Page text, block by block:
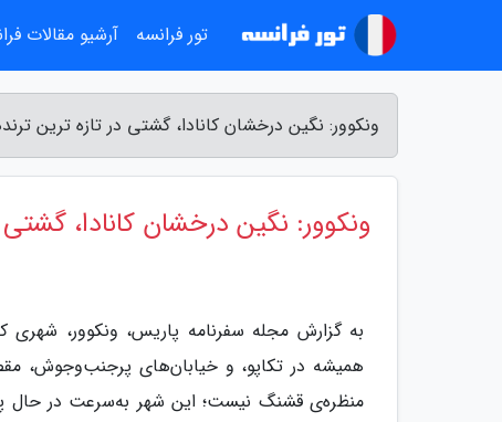
ونکوور: نگین درخشان کانادا، گشتی در تازه ترین
ونکوور: نگین درخشان کانادا،
به گزارش مجله سفرنامه پاریس، ونکوور، شهری
همیشه در تکاپو، و خیابان‌های پرجنب‌وجوش،
منظره‌ی قشنگ نیست؛ این شهر به‌سرعت در حال
تور فرانسه آرشیو مقالات